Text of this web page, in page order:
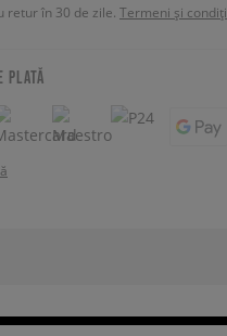
retur în 30 de zile. Termeni și
PLATĂ